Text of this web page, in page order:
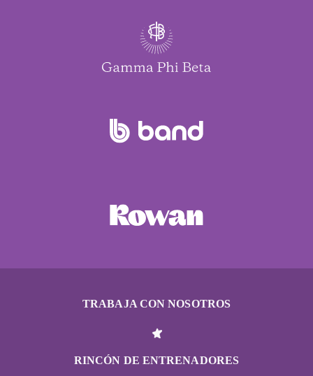
TRABAJA CON NOSOTROS
RINCÓN DE ENTRENADORES